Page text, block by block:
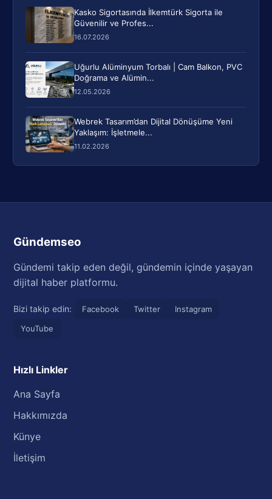
Kasko Sigortasında İlkemtürk Sigorta ile
Güvenilir ve Profes...
16.07.2026
Uğurlu Alüminyum Torbalı | Cam Balkon, PVC
Doğrama ve Alümin...
12.05.2026
Webrek Tasarım’dan Dijital Dönüşüme Yeni
Yaklaşım: İşletmele...
11.02.2026
Gündemseo
Gündemi takip eden değil, gündemin içinde yaşayan
dijital haber platformu.
Bizi takip edin: Facebook Twitter
Instagram
YouTube
Hızlı Linkler
Ana Sayfa
Hakkımızda
Künye
İletişim